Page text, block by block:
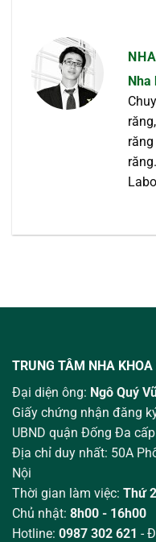
Nha
TRUNG TÂM NHA KHOA
Đại diện ông: Ngô Quý
Giấy chứng nhận đăng
UBND quận Đống Đa
Địa chỉ duy nhất: 50A
Nội
Thời gian làm việc: Thứ
Chủ nhật: 8h00 - 16h00
Hotline: 0987 302 621 -